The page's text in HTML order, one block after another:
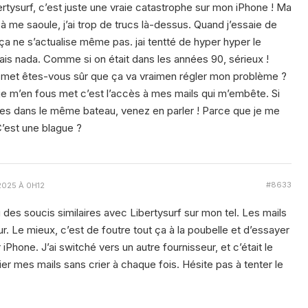
c’est juste une vraie catastrophe sur mon iPhone ! Ma
me saoule, j’ai trop de trucs là-dessus. Quand j’essaie de
ne s’actualise même pas. jai tentté de hyper hyper le
nada. Comme si on était dans les années 90, sérieux !
êtes-vous sûr que ça va vraimen régler mon problème ?
fous met c’est l’accès à mes mails qui m’embête. Si
dans le même bateau, venez en parler ! Parce que je me
une blague ?
À 0H12 #8633
des soucis similaires avec Libertysurf sur mon tel. Les mails
Le mieux, c’est de foutre tout ça à la poubelle et d’essayer
J’ai switché vers un autre fournisseur, et c’était le
mes mails sans crier à chaque fois. Hésite pas à tenter le